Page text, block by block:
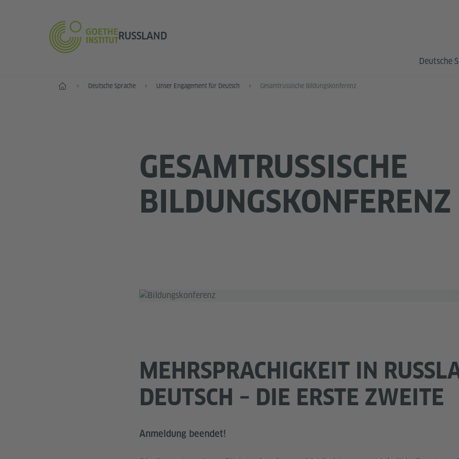
RUSSLAND
Deutsche
Start Deutsche Sprache Unser Engagement für Deutsch Gesamtrussische Bildungskonferenz
GESAMTRUSSISCHE
BILDUNGSKONFERENZ
MEHRSPRACHIGKEIT IN
DEUTSCH – DIE ERSTE ZWEITE
Anmeldung beendet!